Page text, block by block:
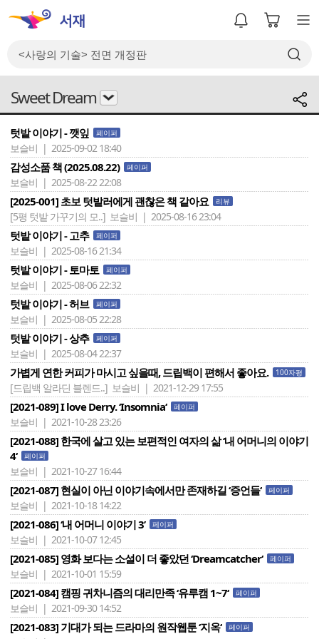
Sweet Dream
텃밭 이야기 - 깻잎 페이퍼
보슬비 | 2025-09-02 18:40
감성소품 책 (2025.08.22) 페이퍼
보슬비 | 2025-08-22 22:08
[2025-001] 초보 텃밭러에게 괜찮은 책 같아요 리뷰
[5평 텃밭 가꾸기의 모..] 보슬비 | 2025-08-16 23:04
텃밭 이야기 - 고추 페이퍼
보슬비 | 2025-08-16 21:34
텃밭 이야기 - 토마토 페이퍼
보슬비 | 2025-08-06 22:32
텃밭 이야기 - 허브 페이퍼
보슬비 | 2025-08-05 22:28
텃밭 이야기 - 상추 페이퍼
보슬비 | 2025-08-04 22:37
가볍게 연한 커피가 마시고 싶을때, 드립백이 편해서 좋아요. 100자평
[드립백 알라딘 블렌드..] 보슬비 | 2021-12-29 17:55
[2021-089] I love Derry. ‘Insomnia‘ 페이퍼
보슬비 | 2021-10-28 23:26
[2021-088] 한국에 살고 있는 보편적인 여자의 삶 ‘내 어머니의 이야기
4‘
페이퍼
보슬비 | 2021-10-27 16:44
[2021-087] 현실이 아닌 이야기속에서만 존재하길 ‘증언들‘ 페이퍼
보슬비 | 2021-10-18 14:22
[2021-086] ‘내 어머니 이야기 3’ 페이퍼
보슬비 | 2021-10-07 12:45
[2021-085] 영화 보다는 소설이 더 좋았던 ‘Dreamcatcher‘ 페이퍼
보슬비 | 2021-10-01 15:59
[2021-084] 캠핑 귀차니즘의 대리만족 ‘유루캠 1~7‘ 페이퍼
보슬비 | 2021-09-30 14:52
[2021-083] 기대가 되는 드라마의 원작웹툰 ‘지옥‘ 페이퍼